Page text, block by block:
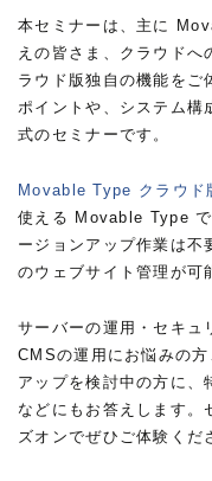
本セミナーは、主に
えの皆さま、クラウドへ
ラウド版独自の機能をご
ポイントや、システム構
式のセミナーです。
Movable Type クラウド
使える Movable Type
ージョンアップ作業は不
のウェブサイト管理が可
サーバーの運用・セキュ
CMSの運用にお悩みの
アップを検討中の方に、
などにもお答えします。
ズオンでぜひご体験くだ